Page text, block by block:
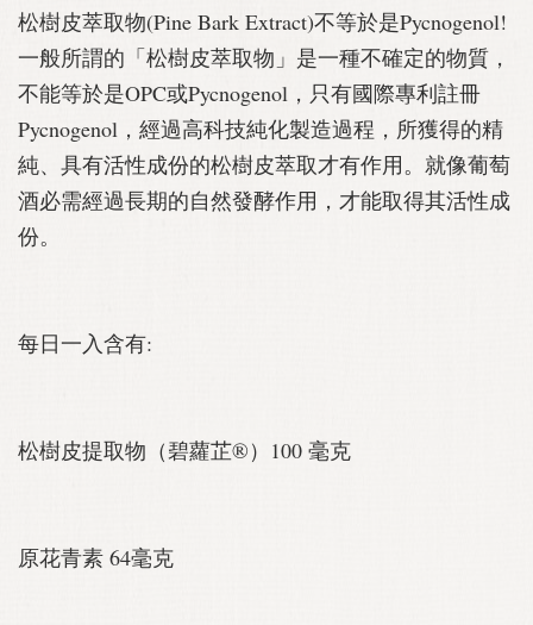
松樹皮萃取物(Pine Bark Extract)不等於是Pycnogenol!
一般所謂的「松樹皮萃取物」是一種不確定的物質，
不能等於是OPC或Pycnogenol，只有國際專利註冊
Pycnogenol，經過高科技純化製造過程，所獲得的精
純、具有活性成份的松樹皮萃取才有作用。就像葡萄
酒必需經過長期的自然發酵作用，才能取得其活性成
份。
每日一入含有:
松樹皮提取物（碧蘿芷®）100 毫克
原花青素 64毫克